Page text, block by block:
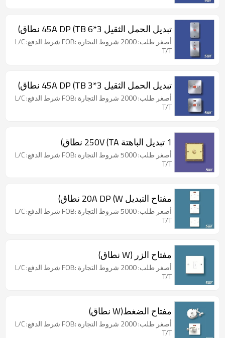
تبديل الحمل الثقيل 3*6 45A DP (TB نطاق)
أصغر طلب: 2000 شروط التجارة :FOB شرط الدفع: L/C
T/T
تبديل الحمل الثقيل 3*3 45A DP (TB نطاق)
أصغر طلب: 2000 شروط التجارة :FOB شرط الدفع: L/C
T/T
1 تبديل الباهتة 250V (TA نطاق)
أصغر طلب: 5000 شروط التجارة :FOB شرط الدفع: L/C
T/T
مفتاح التبديل 20A DP (W نطاق)
أصغر طلب: 5000 شروط التجارة :FOB شرط الدفع: L/C
T/T
مفتاح الزر (W نطاق)
أصغر طلب: 2000 شروط التجارة :FOB شرط الدفع: L/C
T/T
مفتاح الضغط(W نطاق)
أصغر طلب: 2000 شروط التجارة :FOB شرط الدفع: L/C
T/T